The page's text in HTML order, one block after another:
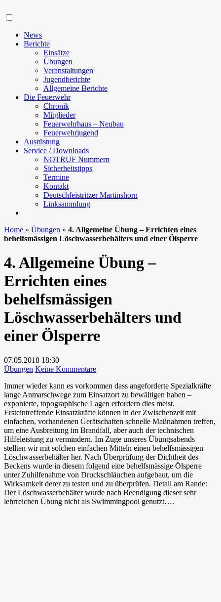
News
Berichte
Einsätze
Übungen
Veranstaltungen
Jugendberichte
Allgemeine Berichte
Die Feuerwehr
Chronik
Mitglieder
Feuerwehrhaus – Neubau
Feuerwehrjugend
Ausrüstung
Service / Downloads
NOTRUF Nummern
Sicherheitstipps
Termine
Kontakt
Deutschfeistritzer Martinshorn
Linksammlung
Home » Übungen » 4. Allgemeine Übung – Errichten eines
behelfsmässigen Löschwasserbehälters und einer Ölsperre
4. Allgemeine Übung –
Errichten eines
behelfsmässigen
Löschwasserbehälters und
einer Ölsperre
07.05.2018 18:30
Übungen Keine Kommentarezu
Allgemeine
Übung
–
Errichten
eines
behelfsmässigen
Löschwasserbehälters
und
einer
Ölsperre
Immer wieder kann es vorkommen dass angeforderte Spezialkräfte
lange Anmarschwege zum Einsatzort zu bewältigen haben –
exponierte, topographische Lagen erfordern dies meist.
Ersteintreffende Einsatzkräfte können in der Zwischenzeit mit
einfachen, vorhandenen Gerätschaften schnelle Maßnahmen treffen,
um eine Ausbreitung im Brandfall, aber auch der technischen
Hilfeleistung zu vermindern. Im Zuge unseres Übungsabends
stellten wir mit solchen einfachen Mitteln einen behelfsmässigen
Löschwasserbehälter her. Nach Überprüfung der Dichtheit des
Beckens wurde in diesem folgend eine behelfsmässige Ölsperre
unter Zuhilfenahme von Druckschläuchen aufgebaut, um die
Wirksamkeit derer zu testen und zu überprüfen. Detail am Rande:
Der Löschwasserbehälter wurde nach Beendigung dieser sehr
lehrreichen Übung nicht als Swimmingpool genutzt….